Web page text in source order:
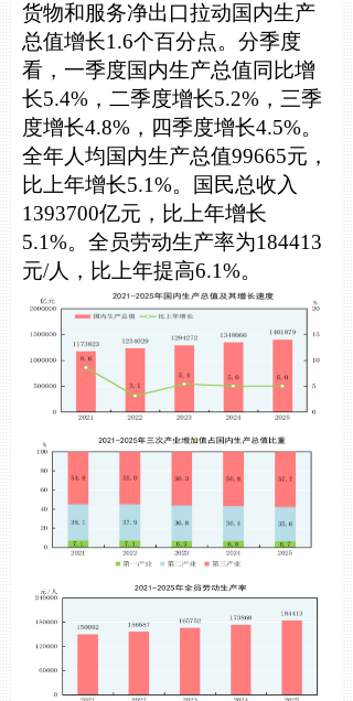
货物和服务净出口拉动国内生产
总值增长1.6个百分点。分季度
看，一季度国内生产总值同比增
长5.4%，二季度增长5.2%，三季
度增长4.8%，四季度增长4.5%。
全年人均国内生产总值99665元，
比上年增长5.1%。国民总收入
1393700亿元，比上年增长
5.1%。全员劳动生产率为184413
元/人，比上年提高6.1%。